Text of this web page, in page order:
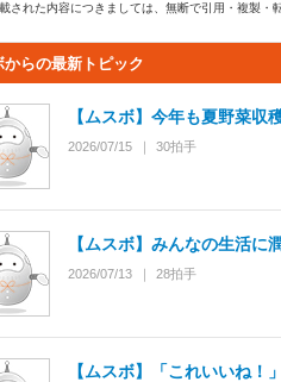
された内容につきましては、無断で引用・複製・
からの最新トピック
【ムスボ】今年も夏野菜収
2026/07/15 30拍手
【ムスボ】みんなの生活に
2026/07/13 28拍手
【ムスボ】「これいいね！